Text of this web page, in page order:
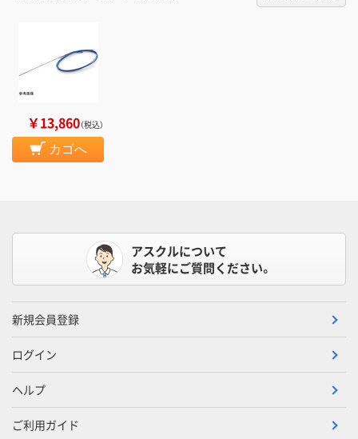
￥13,860（税込）
カゴへ
アスクルについて
お気軽にご質問ください。
新規会員登録
ログイン
ヘルプ
ご利用ガイド